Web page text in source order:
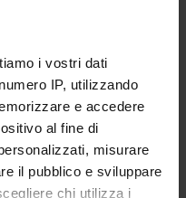
i vostri dati
IP, utilizzando
e accedere
al fine di
misurare
il pubblico e sviluppare
chi utilizza i